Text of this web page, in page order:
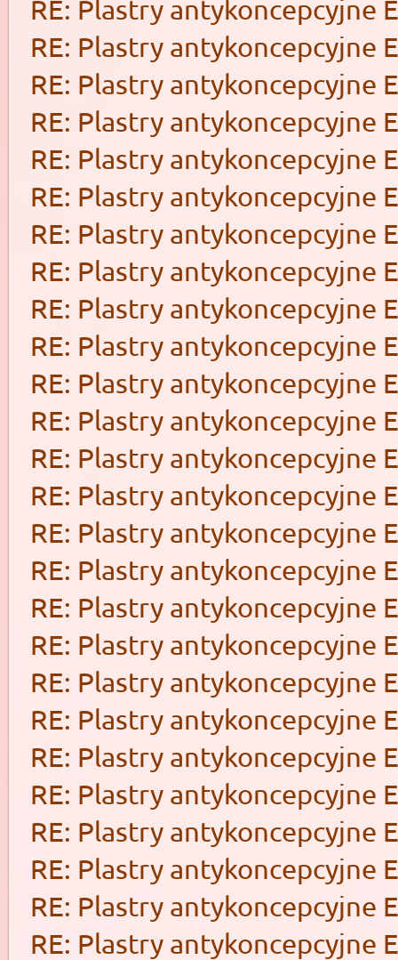
RE: Plastry antykoncepcyjne
RE: Plastry antykoncepcyjne
RE: Plastry antykoncepcyjne
RE: Plastry antykoncepcyjne
RE: Plastry antykoncepcyjne
RE: Plastry antykoncepcyjne
RE: Plastry antykoncepcyjne
RE: Plastry antykoncepcyjne
RE: Plastry antykoncepcyjne
RE: Plastry antykoncepcyjne
RE: Plastry antykoncepcyjne
RE: Plastry antykoncepcyjne
RE: Plastry antykoncepcyjne
RE: Plastry antykoncepcyjne
RE: Plastry antykoncepcyjne
RE: Plastry antykoncepcyjne
RE: Plastry antykoncepcyjne
RE: Plastry antykoncepcyjne
RE: Plastry antykoncepcyjne
RE: Plastry antykoncepcyjne
RE: Plastry antykoncepcyjne
RE: Plastry antykoncepcyjne
RE: Plastry antykoncepcyjne
RE: Plastry antykoncepcyjne
RE: Plastry antykoncepcyjne
RE: Plastry antykoncepcyjne